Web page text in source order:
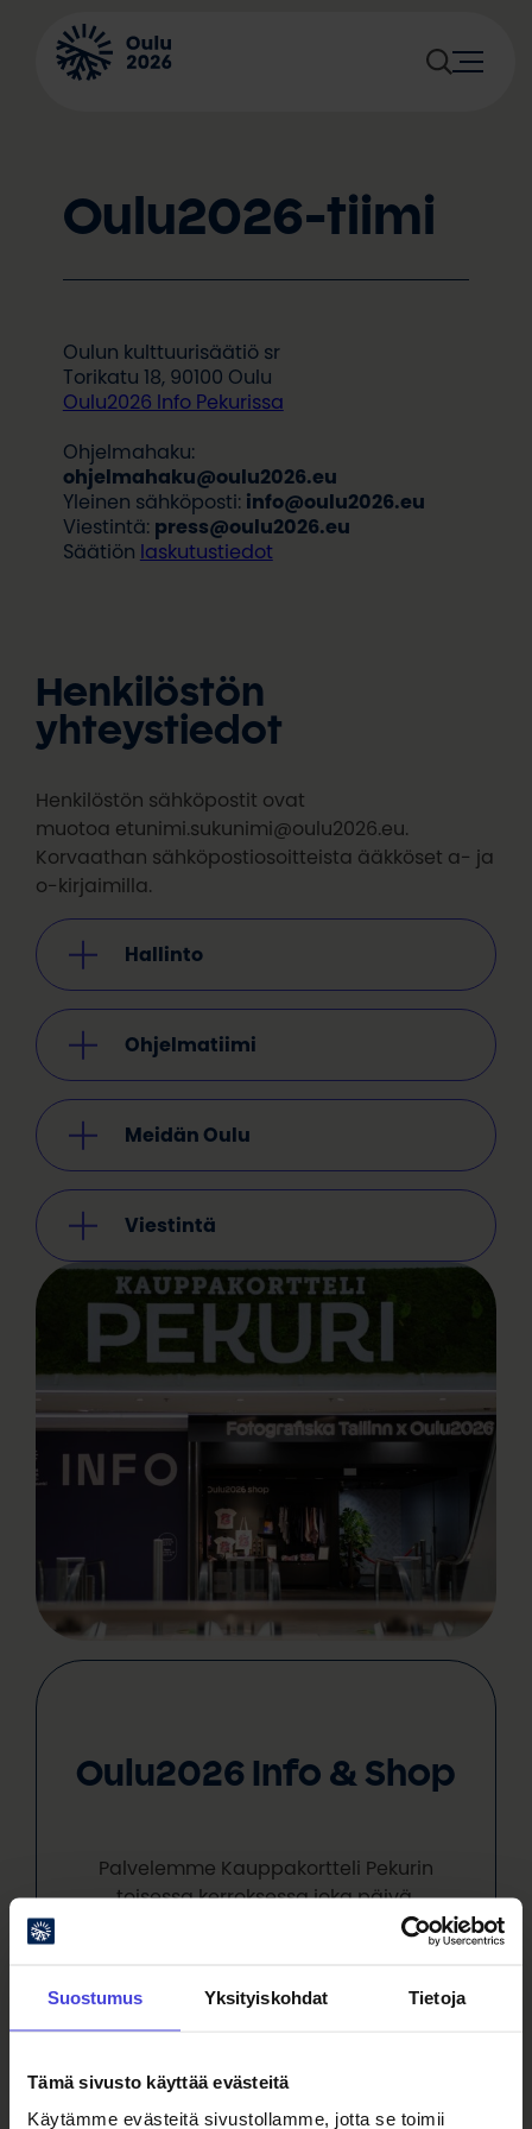
Suostumus Yksityiskohdat Tietoja
Tämä sivusto käyttää evästeitä
Käytämme evästeitä sivustollamme, jotta se toimii
sisältöön
Oulu2026-tiimi
Oulun kulttuurisäätiö sr
Torikatu 18, 90100 Oulu
Oulu2026 Info Pekurissa
Ohjelmahaku:
ohjelmahaku@oulu2026.eu
Yleinen sähköposti: info@oulu2026.eu
Viestintä: press@oulu2026.eu
Säätiön
laskutustiedot
Henkilöstön
yhteystiedot
Henkilöstön sähköpostit ovat
muotoa etunimi.sukunimi@oulu2026.eu.
Korvaathan sähköpostiosoitteista ääkköset a- ja
o-kirjaimilla.
Hallinto
Ohjelmatiimi
Meidän Oulu
Viestintä
Oulu2026 Info & Shop
Palvelemme Kauppakortteli Pekurin
toisessa kerroksessa joka päivä.
Infopisteeltä löydät Oulu2026-myymälän
sekä kaikille avoimen Genelec Loungen.